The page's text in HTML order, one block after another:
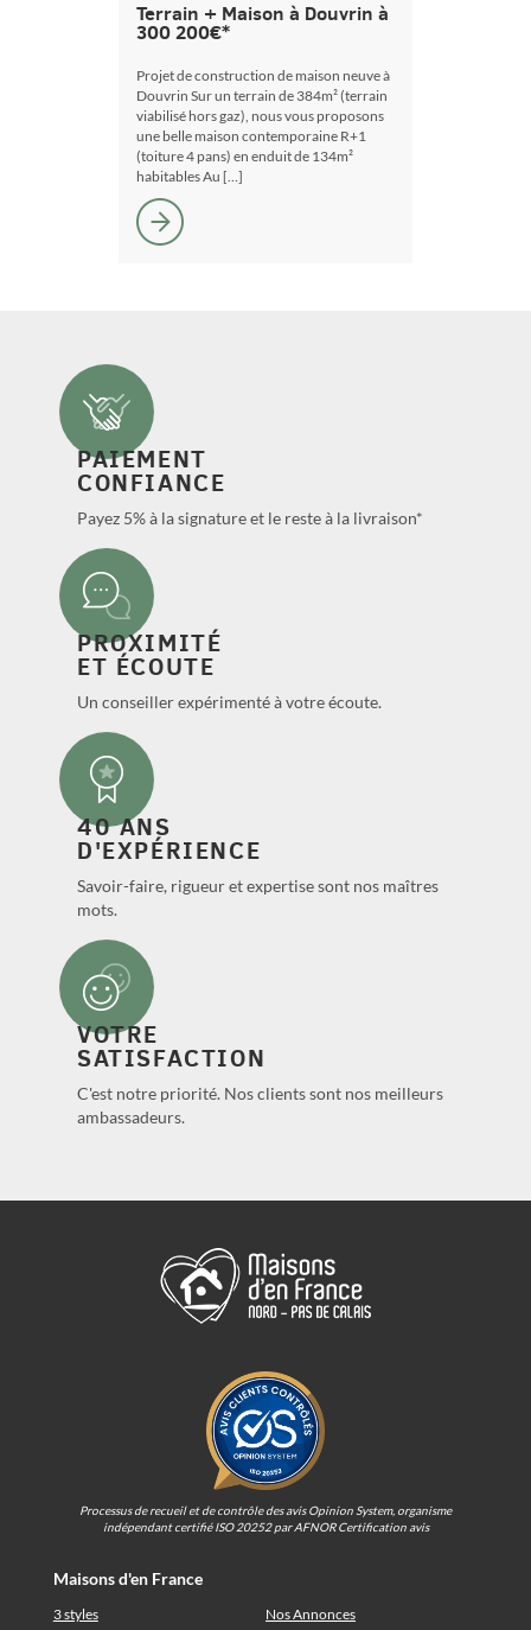
Terrain + Maison à Douvrin à
300 200€*
Projet de construction de maison neuve à
Douvrin Sur un terrain de 384m² (terrain
viabilisé hors gaz), nous vous proposons
une belle maison contemporaine R+1
(toiture 4 pans) en enduit de 134m²
habitables Au […]
PAIEMENT
CONFIANCE
Payez 5% à la signature et le reste à la livraison*
PROXIMITÉ
ET ÉCOUTE
Un conseiller expérimenté à votre écoute.
40 ANS
D'EXPÉRIENCE
Savoir-faire, rigueur et expertise sont nos maîtres
mots.
VOTRE
SATISFACTION
C'est notre priorité. Nos clients sont nos meilleurs
ambassadeurs.
Processus de recueil et de contrôle des avis Opinion System, organisme
indépendant certifié ISO 20252 par AFNOR Certification avis
Maisons d'en France
3 styles Nos Annonces